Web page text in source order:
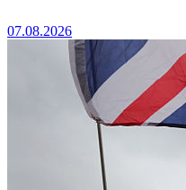
07.08.2026